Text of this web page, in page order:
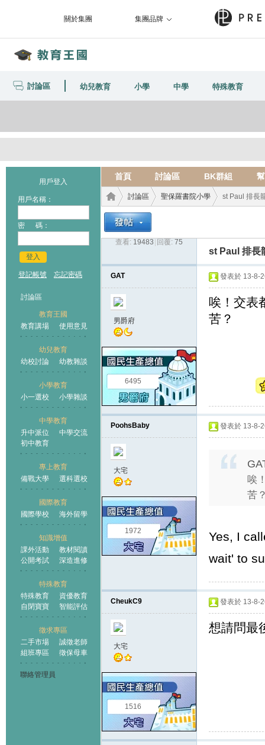
關於集團 集團品牌
討論區 幼兒教育 小學 中學 特殊教育
用戶登入
用戶名稱：
密 碼：
登入
登記帳號 忘記密碼
討論區
教育王國
教育講場
使用意見
幼兒教育
幼校討論
幼教雜談
小學教育
小一選校
小學雜談
中學教育
升中派位
中學交流
初中教育
專上教育
備戰大學
選科選校
國際教育
國際學校
海外留學
知識增值
課外活動
教材閱讀
公開考試
深造進修
特殊教育
特殊教育
資優教育
自閉寶寶
智能評估
徵求專區
二手市場
誠徵老師
組班專區
徵保母車
聯絡管理員
首頁 討論區 BK群組
教育
王國
›
討論區
›
聖保羅書院小學 st Paul 排長
查看: 19483 回覆: 75
st Paul 排長
GAT
男爵府
6495
發表於 13-8-
唉！交表
苦？
PoohsBaby
大宅
1972
發表於 13-8-
唉
苦
Yes, I
wait' to
CheukC9
大宅
1516
發表於 13-8-
想請問最